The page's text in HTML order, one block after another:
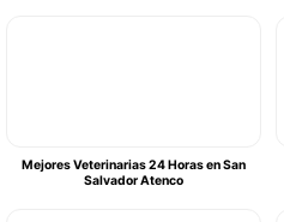
Mejores Veterinarias 24 Horas en San
Salvador Atenco